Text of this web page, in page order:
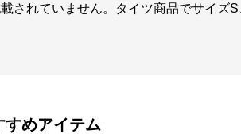
されていません。タイツ商品でサイズ
すめアイテム